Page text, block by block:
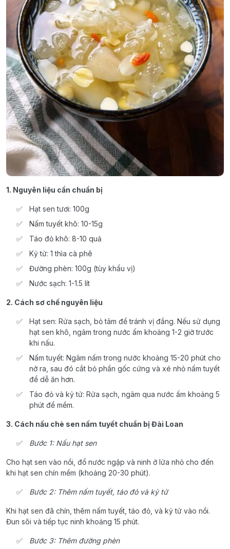
1. Nguyên liệu cần chuẩn bị
Hạt sen tươi: 100g
Nấm tuyết khô: 10-15g
Táo đỏ khô: 8-10 quả
Kỷ tử: 1 thìa cà phê
Đường phèn: 100g (tùy khẩu vị)
Nước sạch: 1-1.5 lít
2. Cách sơ chế nguyên liệu
Hạt sen: Rửa sạch, bỏ tâm để tránh vị đắng. Nếu sử dụng
hạt sen khô, ngâm trong nước ấm khoảng 1-2 giờ trước
khi nấu.
Nấm tuyết: Ngâm nấm trong nước khoảng 15-20 phút cho
nở ra, sau đó cắt bỏ phần gốc cứng và xé nhỏ nấm tuyết
để dễ ăn hơn.
Táo đỏ và kỷ tử: Rửa sạch, ngâm qua nước ấm khoảng 5
phút để mềm.
3. Cách nấu chè sen nấm tuyết chuẩn bị Đài Loan
Bước 1: Nấu hạt sen
Cho hạt sen vào nồi, đổ nước ngập và ninh ở lửa nhỏ cho đến
khi hạt sen chín mềm (khoảng 20-30 phút).
Bước 2: Thêm nấm tuyết, táo đỏ và kỷ tử
Khi hạt sen đã chín, thêm nấm tuyết, táo đỏ, và kỷ tử vào nồi.
Đun sôi và tiếp tục ninh khoảng 15 phút.
Bước 3: Thêm đường phèn